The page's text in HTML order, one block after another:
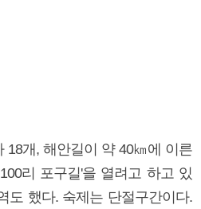
개, 해안길이 약 40㎞에 이른
리 포구길'을 열려고 하고 있
도 했다. 숙제는 단절구간이다.